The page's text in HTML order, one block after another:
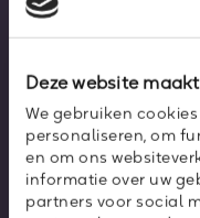
Deze website
We gebruiken
personaliseren, om
en om ons
informatie over uw
partners voor social